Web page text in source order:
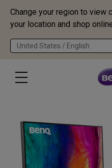
Change your region to view
your location and shop
United States / English